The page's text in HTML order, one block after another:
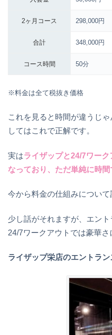
2ヶ月コース 298,000円
合計 348,000円
コース時間 50分
※料金は全て税抜き価格
これを見ると時間が違うじ
してはこれで正解です。
実はライザップと24/7ワー
なっており、ただ単純に時間
今から料金の仕組みについて
少し話がそれますが、エン
24/7ワークアウトでは豪華さ
ライザップ栄店のエントラン